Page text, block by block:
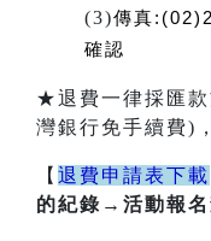
(3)傳真
確認
★退費一律採匯款
灣銀行免手續費)
【 退費申請表下載
的紀錄→活動報